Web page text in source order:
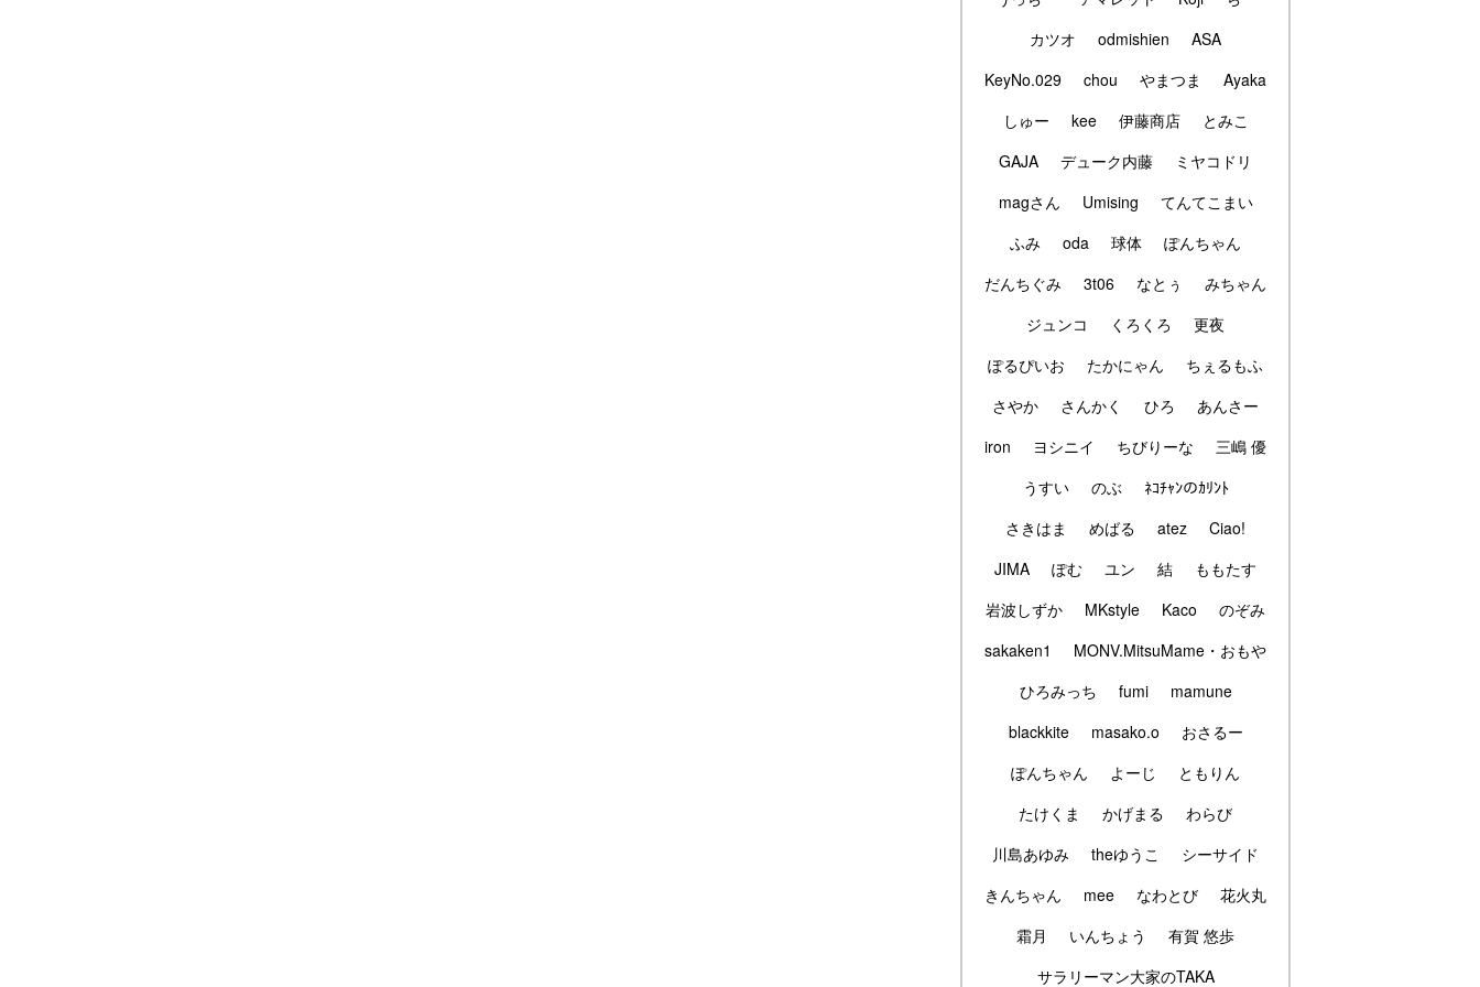
カツオ
odmishien
ASA
KeyNo.029
chou やまつま
Ayaka
しゅー
kee 伊藤商店
とみこ
GAJA
デューク内藤
ミヤコドリ
magさん
Umising
てんてこまい
ふみ
oda 球体
ぽんちゃん
だんちぐみ
3t06 なとぅ
みちゃん
ジュンコ
くろくろ
更夜
ぽるぴいお
たかにゃん
ちぇるもふ
さやか
さんかく ひろ
あんさー
iron
ヨシニイ ちびりーな
三嶋 優
うすい
のぶ
ﾈｺﾁｬﾝのｶﾘﾝﾄ
さきはま
めばる atez
Ciao!
JIMA
ぽむ ユン 結
ももたす
岩波しずか
MKstyle Kaco
のぞみ
sakaken1
MONV.MitsuMame・おもや
ひろみっち
fumi
mamune
blackkite
masako.o
おさるー
ぽんちゃん
よーじ
ともりん
たけくま
かげまる
わらび
川島あゆみ
theゆうこ
シーサイド
きんちゃん
mee なわとび
花火丸
霜月
いんちょう
有賀 悠歩
サラリーマン大家のTAKA